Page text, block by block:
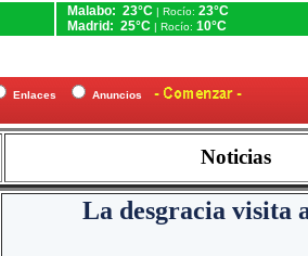
Malabo: 23°C | Rocío: 23°C
Madrid: 25°C | Rocío: 10°C
Enlaces Anuncios
Noticias
La desgracia visita